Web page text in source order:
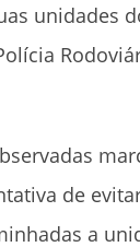
unidades
de
a